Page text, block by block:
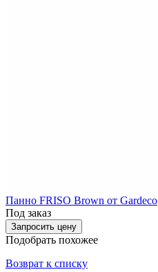
Панно FRISO Brown от Gardeco
Под заказ
Запросить цену
Подобрать похожее
Возврат к списку